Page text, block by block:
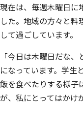
現在は、毎週木曜日に
した。地域の方々と料
して過ごしています。
「今日は木曜日だな
になっています。学生
飯を食べたりする様子
が、私にとってはかけ